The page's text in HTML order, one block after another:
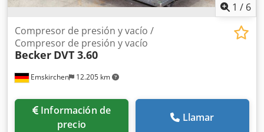
1 / 6
Emskirchen 12.205 km
Compresor de presión y vacío /
Compresor de presión y vacío
Becker DVT 3.60
Información de
precio
Llamar